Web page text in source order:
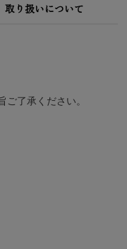
取り扱いについて
了承ください。